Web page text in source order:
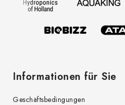
Informationen für Sie
Geschäftsbedingungen